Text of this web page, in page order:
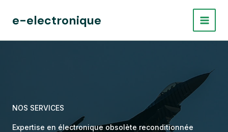
e-electronique
NOS SERVICES
Expertise en électronique obsolète reconditionnée